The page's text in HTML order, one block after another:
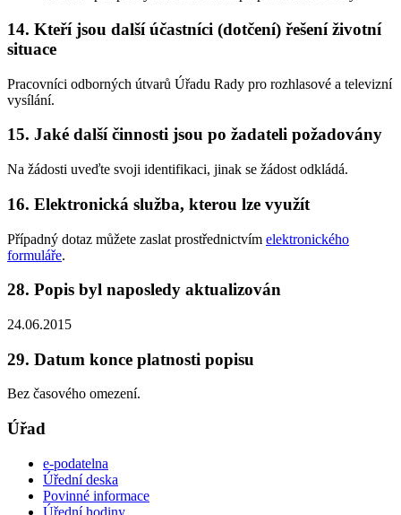
14. Kteří jsou další účastníci (dotčení) řešení životní
situace
Pracovníci odborných útvarů Úřadu Rady pro rozhlasové a televizní
vysílání.
15. Jaké další činnosti jsou po žadateli požadovány
Na žádosti uveďte svoji identifikaci, jinak se žádost odkládá.
16. Elektronická služba, kterou lze využít
Případný dotaz můžete zaslat prostřednictvím elektronického
formuláře.
28. Popis byl naposledy aktualizován
24.06.2015
29. Datum konce platnosti popisu
Bez časového omezení.
Úřad
e-podatelna
Úřední deska
Povinné informace
Úřední hodiny